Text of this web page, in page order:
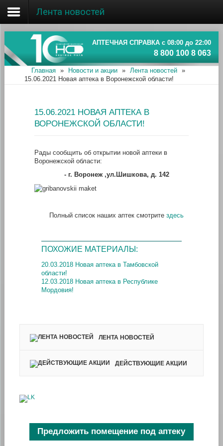
Главная
Об ассоциации
Наши аптеки
Информация
Лента новостей
АПТЕЧНАЯ СПРАВКА с 08:00 до 22:00
8 800 100 8 063
Главная » Новости и акции » Лента новостей
»
15.06.2021 Новая аптека в Воронежской области!
15.06.2021 НОВАЯ АПТЕКА В
ВОРОНЕЖСКОЙ ОБЛАСТИ!
Рады сообщить об открытии новой аптеки в
Воронежской области:
- г. Воронеж ,ул.Шишкова, д. 142
Полный список наших аптек смотрите здесь
ПОХОЖИЕ МАТЕРИАЛЫ:
20.03.2018 Новая аптека в Тамбовской
области!
12.03.2018 Новая аптека в Республике
Мордовия!
ЛЕНТА НОВОСТЕЙ
ДЕЙСТВУЮЩИЕ АКЦИИ
Предложить помещение под аптеку